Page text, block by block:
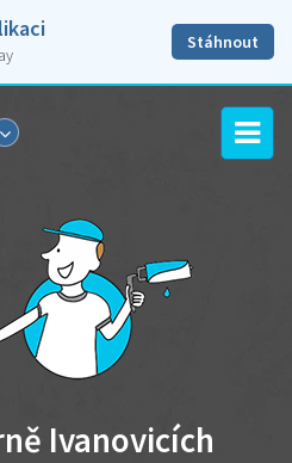
Stáhnout
Ivanovicích